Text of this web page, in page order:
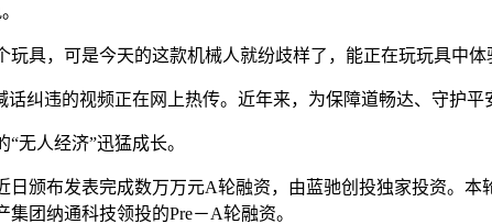
，可是今天的这款机械人就纷歧样了，能正在玩玩具中体
违的视频正在网上热传。近年来，为保障道畅达、守护平
人经济”迅猛成长。
布发表完成数万万元A轮融资，由蓝驰创投独家投资。本
团纳通科技领投的Pre－A轮融资。